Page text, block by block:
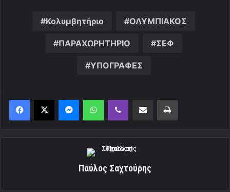
Κολυμβητήριο ΟΛΥΜΠΙΑΚΟΣ
ΠΑΡΑΧΩΡΗΤΗΡΙΟ ΣΕΦ
ΥΠΟΓΡΑΦΕΣ
MessengerWhatsAppViber Κοινοποίηση μέσω ηλεκτρονικού ταχυδρομείουΕκτύπωση
Παύλος Σαχτούρης